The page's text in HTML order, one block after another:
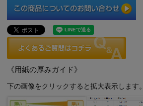
《用紙の厚みガイド》
下の画像をクリックすると拡大表示します。